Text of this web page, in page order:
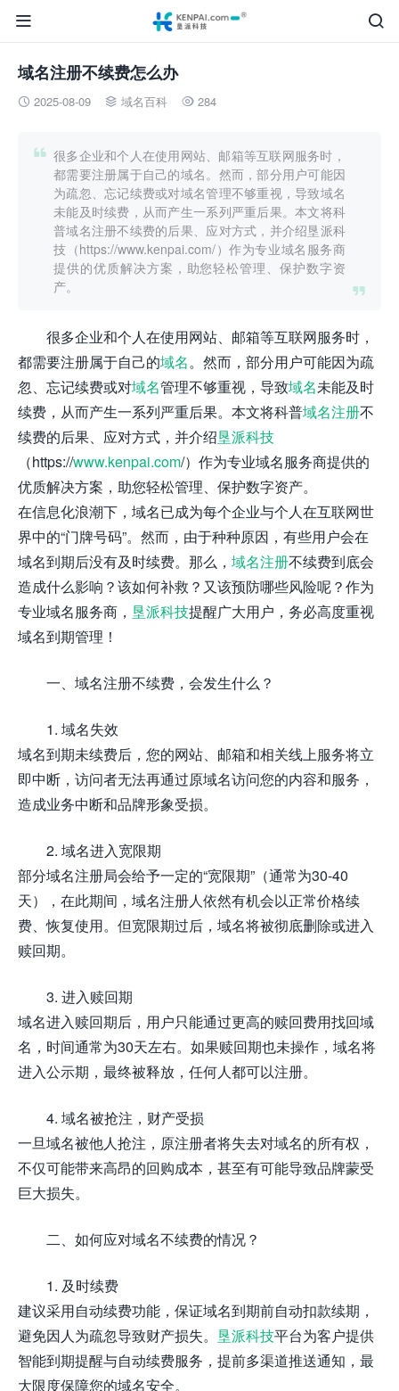


域名注册不续费怎么办
 2025-08-09  域名百科  284


很多企业和个人在使用网站、邮箱等互联网服务时，
都需要注册属于自己的域名。然而，部分用户可能因
为疏忽、忘记续费或对域名管理不够重视，导致域名
未能及时续费，从而产生一系列严重后果。本文将科
普域名注册不续费的后果、应对方式，并介绍垦派科
技（https://www.kenpai.com/）作为专业域名服务商
提供的优质解决方案，助您轻松管理、保护数字资
产。
很多企业和个人在使用网站、邮箱等互联网服务时，
都需要注册属于自己的域名。然而，部分用户可能因为疏
忽、忘记续费或对域名管理不够重视，导致域名未能及时
续费，从而产生一系列严重后果。本文将科普域名注册不
续费的后果、应对方式，并介绍垦派科技
（https://www.kenpai.com/）作为专业域名服务商提供的
优质解决方案，助您轻松管理、保护数字资产。
在信息化浪潮下，域名已成为每个企业与个人在互联网世
界中的“门牌号码”。然而，由于种种原因，有些用户会在
域名到期后没有及时续费。那么， 域名注册不续费到底会
造成什么影响？该如何补救？又该预防哪些风险呢？作为
专业域名服务商， 垦派科技提醒广大用户，务必高度重视
域名到期管理！
一、域名注册不续费，会发生什么？
1. 域名失效
域名到期未续费后，您的网站、邮箱和相关线上服务将立
即中断，访问者无法再通过原域名访问您的内容和服务，
造成业务中断和品牌形象受损。
2. 域名进入宽限期
部分域名注册局会给予一定的“宽限期”（通常为30-40
天），在此期间，域名注册人依然有机会以正常价格续
费、恢复使用。但宽限期过后，域名将被彻底删除或进入
赎回期。
3. 进入赎回期
域名进入赎回期后，用户只能通过更高的赎回费用找回域
名，时间通常为30天左右。如果赎回期也未操作，域名将
进入公示期，最终被释放，任何人都可以注册。
4. 域名被抢注，财产受损
一旦域名被他人抢注，原注册者将失去对域名的所有权，
不仅可能带来高昂的回购成本，甚至有可能导致品牌蒙受
巨大损失。
二、如何应对域名不续费的情况？
1. 及时续费
建议采用自动续费功能，保证域名到期前自动扣款续期，
避免因人为疏忽导致财产损失。 垦派科技平台为客户提供
智能到期提醒与自动续费服务，提前多渠道推送通知，最
大限度保障您的域名安全。